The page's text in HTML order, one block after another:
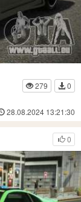
279
0
28.08.2024 13:21:30
0